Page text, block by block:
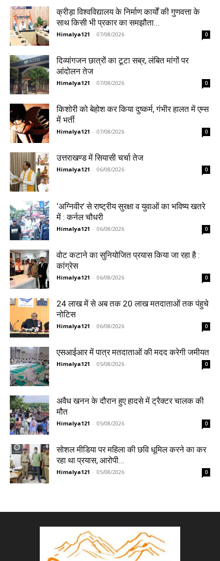
क्रीड़ा विश्वविद्यालय के निर्माण कार्यों की गुणवत्ता के
साथ किसी भी प्रकार का समझौता...
Himalya121 - 07/08/2026 0
दिव्यांगजन छात्रों का टूटा सब्र, लंबित मांगों पर
आंदोलन तेज
Himalya121 - 07/08/2026 0
किशोरी को बेहोश कर किया दुष्कर्म, गंभीर हालत में एम्स
में भर्ती
Himalya121 - 07/08/2026 0
उत्तराखण्ड में सियासी चर्चा तेज
Himalya121 - 06/08/2026 0
‘अग्निवीर’ से राष्ट्रीय सुरक्षा व युवाओं का भविष्य खतरे
में : कर्नल चौधरी
Himalya121 - 06/08/2026 0
वोट कटाने का सुनियोजित प्रयास किया जा रहा है :
कांग्रेस
Himalya121 - 06/08/2026 0
24 लाख में से अब तक 20 लाख मतदाताओं तक पंहुचे
नोटिस
Himalya121 - 06/08/2026 0
एसआईआर में पात्र मतदाताओं की मदद करेगी जमीयत
Himalya121 - 05/08/2026 0
अवैध खनन के दौरान हुए हादसे में ट्रैक्टर चालक की
मौत
Himalya121 - 05/08/2026 0
सोशल मीडिया पर महिला की छवि धूमिल करने का कर
रहा था प्रयास, आरोपी...
Himalya121 - 05/08/2026 0